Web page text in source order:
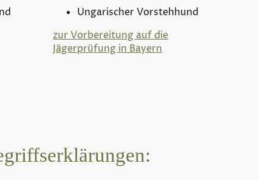
Ungarischer Vorstehhund
zur Vorbereitung auf die
Jägerprüfung in Bayern